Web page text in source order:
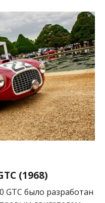
(1968)
GTC было разработан